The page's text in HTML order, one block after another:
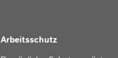
Arbeitsschutz